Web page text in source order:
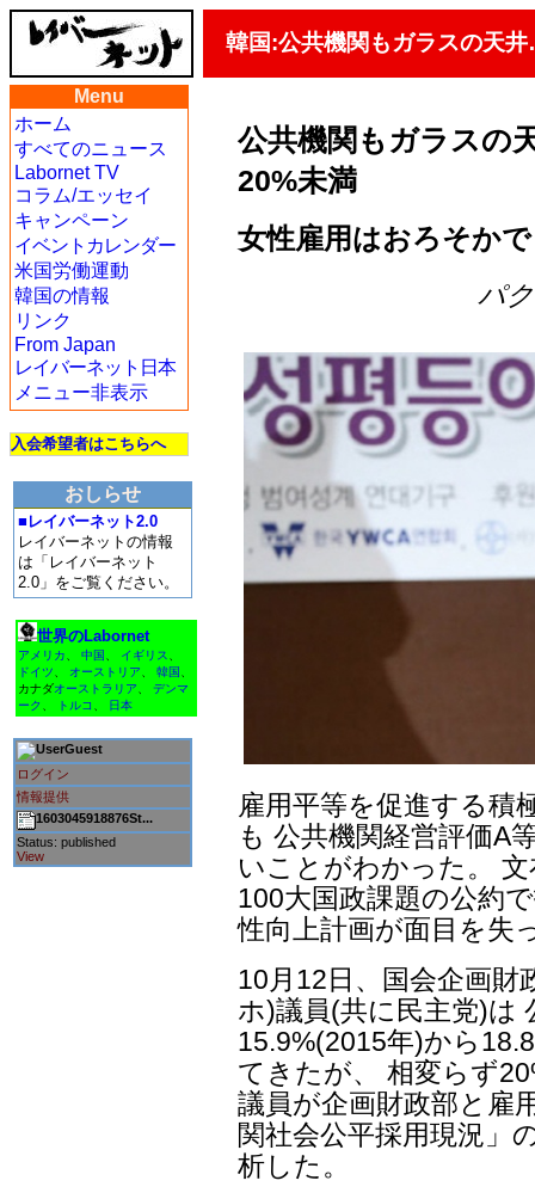
韓国:公共機関もガラスの天
Menu
ホーム
すべてのニュース
Labornet TV
コラム/エッセイ
キャンペーン
イベントカレンダー
米国労働運動
韓国の情報
リンク
From Japan
レイバーネット日本
メニュー非表示
入会希望者はこちらへ
おしらせ
■レイバーネット2.0
レイバーネットの情報
は「レイバーネット
2.0」をご覧ください。
世界のLabornet
アメリカ 中国 イギリス
ドイツ
オーストリア 韓国
カナダオーストラリア
デンマ
ーク
トルコ 日本
Guest
ログイン
情報提供
1603045918876St...
Status: published
View
公共機関もガラスの
20%未満
女性雇用はおろそか
パ
雇用平等を促進する積
も 公共機関経営評価A
いことがわかった。
100大国政課題の公約
性向上計画が面目を失
10月12日、国会企画
ホ)議員(共に民主党)は
15.9%(2015年)から
てきたが、 相変らず
議員が企画財政部と雇
関社会公平採用現況」
析した。